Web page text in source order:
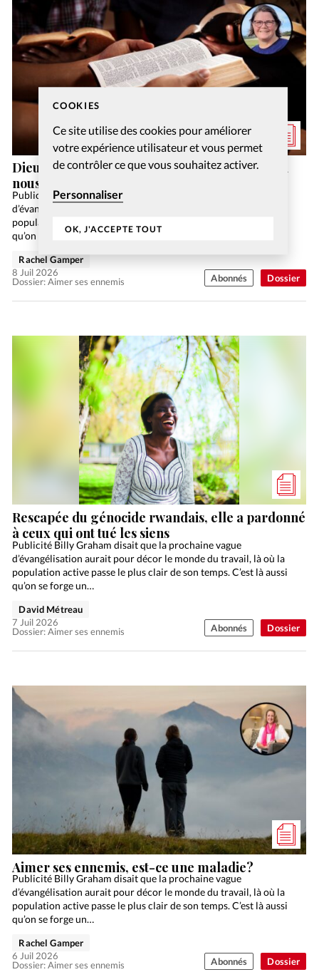
COOKIES
Ce site utilise des cookies pour améliorer
votre expérience utilisateur et vous permet
de contrôler ce que vous souhaitez activer.
Personnaliser
OK, J'ACCEPTE TOUT
Dossier
Dieu a-t-il vraiment dit de prier pour ceux qui
nous maltraitent?
Publicité Billy Graham disait que la prochaine vague
d’évangélisation aurait pour décor le monde du travail, là où la
population active passe le plus clair de son temps. C’est là aussi
qu’on se forge un…
Dossier: Aimer ses ennemis
Rachel Gamper
8 Juil 2026
Abonnés
Dossier
Rescapée du génocide rwandais, elle a pardonné
à ceux qui ont tué les siens
Publicité Billy Graham disait que la prochaine vague
d’évangélisation aurait pour décor le monde du travail, là où la
population active passe le plus clair de son temps. C’est là aussi
qu’on se forge un…
Dossier: Aimer ses ennemis
David Métreau
7 Juil 2026
Abonnés
Dossier
Aimer ses ennemis, est-ce une maladie?
Publicité Billy Graham disait que la prochaine vague
d’évangélisation aurait pour décor le monde du travail, là où la
population active passe le plus clair de son temps. C’est là aussi
qu’on se forge un…
Dossier: Aimer ses ennemis
Rachel Gamper
6 Juil 2026
Abonnés